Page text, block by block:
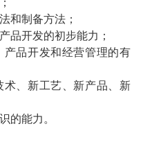
和制备方法；
品开发的初步能力；
品开发和经营管理的有
、新工艺、新产品、新
的能力。